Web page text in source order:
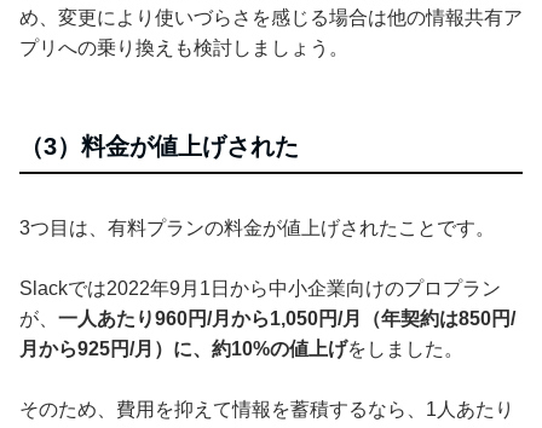
め、変更により使いづらさを感じる場合は他の情報共有ア
プリへの乗り換えも検討しましょう。
（3）料金が値上げされた
3つ目は、有料プランの料金が値上げされたことです。
Slackでは2022年9月1日から中小企業向けのプロプラン
が、 一人あたり960円/月から1,050円/月（年契約は850円/
月から925円/月）に、約10%の値上げをしました。
そのため、費用を抑えて情報を蓄積するなら、1人あたり